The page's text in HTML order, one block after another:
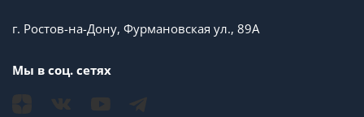
г. Ростов-на-Дону, Фурмановская ул., 89А
Мы в соц. сетях